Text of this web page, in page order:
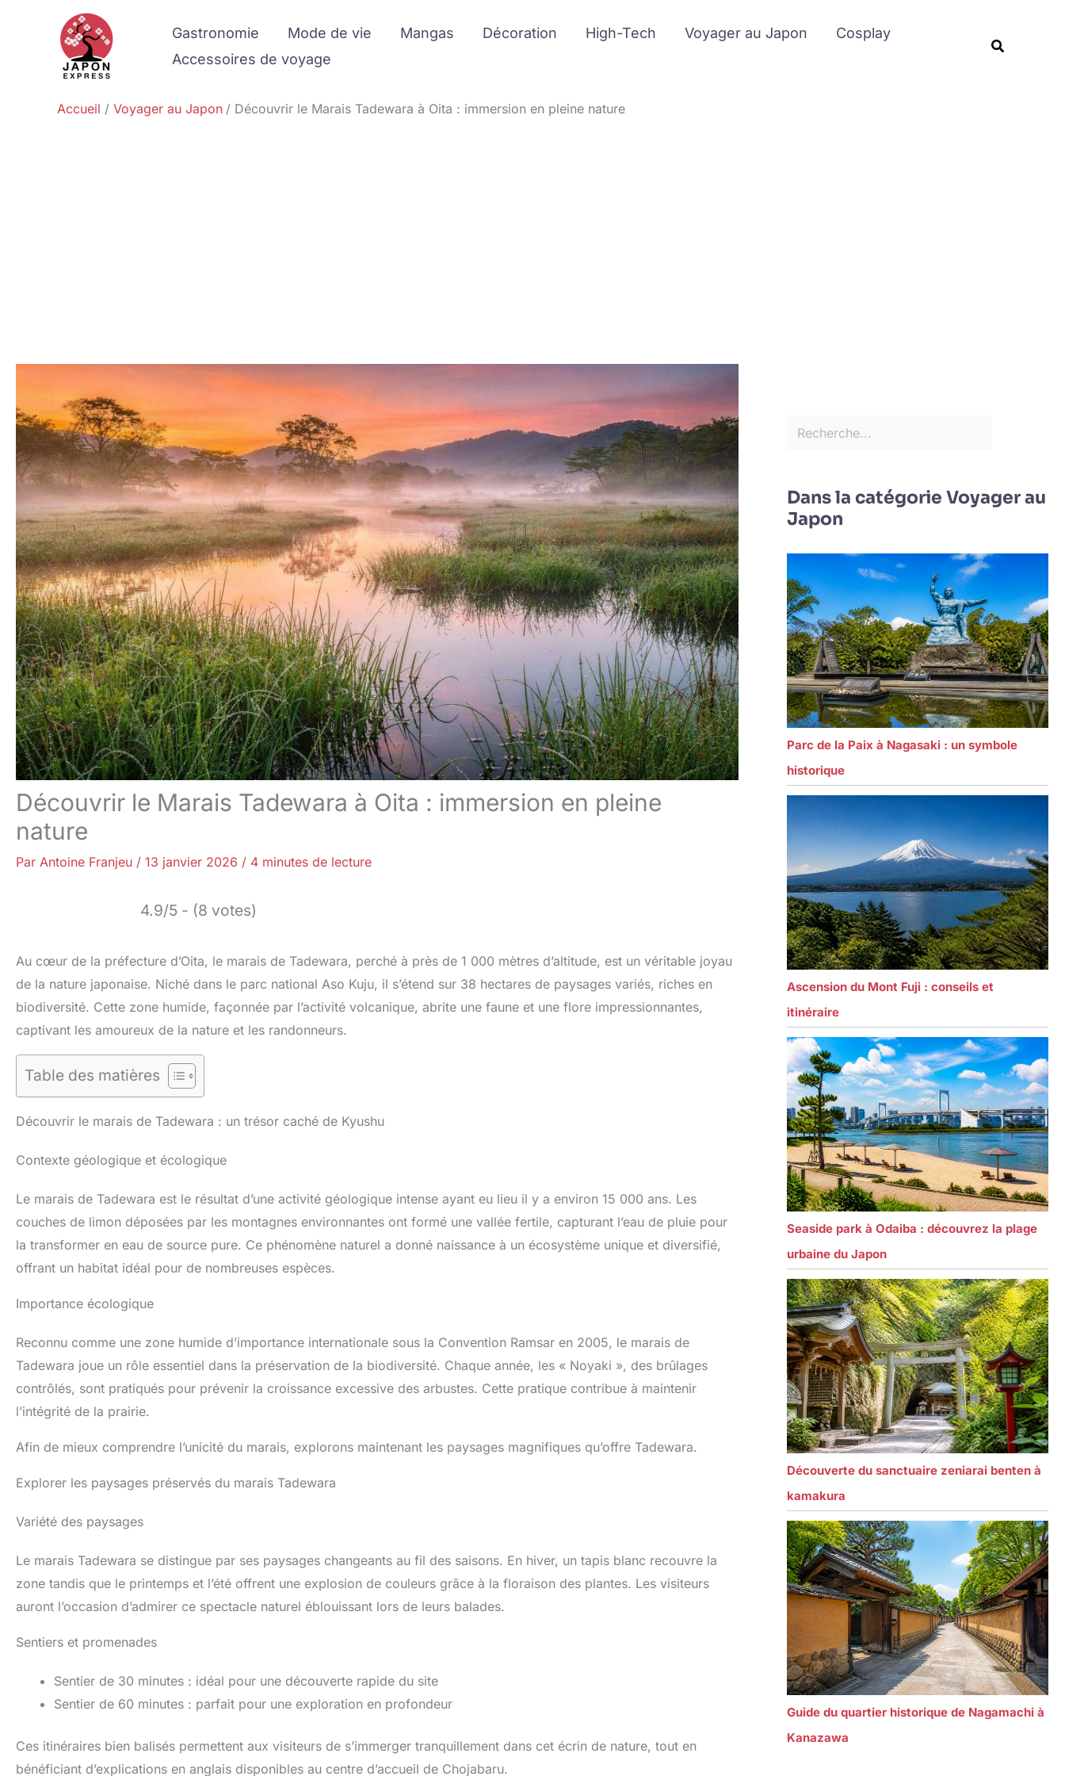
Gastronomie Mode de vie Mangas Décoration High-Tech Voyager au Japon
Cosplay
Accessoires de voyage
Accueil Voyager au Japon Découvrir le Marais Tadewara à Oita : immersion en pleine nature
Découvrir le Marais Tadewara à Oita : immersion en pleine
nature
Par Antoine Franjeu / 13 janvier 2026 / 4 minutes de lecture
4.9/5 - (8 votes)
Au cœur de la préfecture d’Oita, le marais de Tadewara, perché à près de 1 000 mètres d’altitude, est un véritable joyau
de la nature japonaise. Niché dans le parc national Aso Kuju, il s’étend sur 38 hectares de paysages variés, riches en
biodiversité. Cette zone humide, façonnée par l’activité volcanique, abrite une faune et une flore impressionnantes,
captivant les amoureux de la nature et les randonneurs.
Table des matières
Découvrir le marais de Tadewara : un trésor caché de Kyushu
Contexte géologique et écologique
Le marais de Tadewara est le résultat d’une activité géologique intense ayant eu lieu il y a environ 15 000 ans. Les
couches de limon déposées par les montagnes environnantes ont formé une vallée fertile, capturant l’eau de pluie pour
la transformer en eau de source pure. Ce phénomène naturel a donné naissance à un écosystème unique et diversifié,
offrant un habitat idéal pour de nombreuses espèces.
Importance écologique
Reconnu comme une zone humide d’importance internationale sous la Convention Ramsar en 2005, le marais de
Tadewara joue un rôle essentiel dans la préservation de la biodiversité. Chaque année, les « Noyaki », des brûlages
contrôlés, sont pratiqués pour prévenir la croissance excessive des arbustes. Cette pratique contribue à maintenir
l’intégrité de la prairie.
Afin de mieux comprendre l’unicité du marais, explorons maintenant les paysages magnifiques qu’offre Tadewara.
Explorer les paysages préservés du marais Tadewara
Variété des paysages
Le marais Tadewara se distingue par ses paysages changeants au fil des saisons. En hiver, un tapis blanc recouvre la
zone tandis que le printemps et l’été offrent une explosion de couleurs grâce à la floraison des plantes. Les visiteurs
auront l’occasion d’admirer ce spectacle naturel éblouissant lors de leurs balades.
Sentiers et promenades
Sentier de 30 minutes : idéal pour une découverte rapide du site
Sentier de 60 minutes : parfait pour une exploration en profondeur
Ces itinéraires bien balisés permettent aux visiteurs de s’immerger tranquillement dans cet écrin de nature, tout en
bénéficiant d’explications en anglais disponibles au centre d’accueil de Chojabaru.
Dans la catégorie Voyager au
Japon
Parc de la Paix à Nagasaki : un symbole
historique
Ascension du Mont Fuji : conseils et
itinéraire
Seaside park à Odaiba : découvrez la plage
urbaine du Japon
Découverte du sanctuaire zeniarai benten à
kamakura
Guide du quartier historique de Nagamachi à
Kanazawa